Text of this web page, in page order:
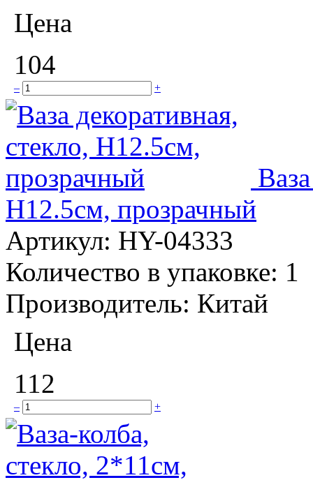
Цена
104
– +
H12.5см, прозрачный
Артикул: HY-04333
Количество в упаковке: 1
Производитель: Китай
Цена
112
– +